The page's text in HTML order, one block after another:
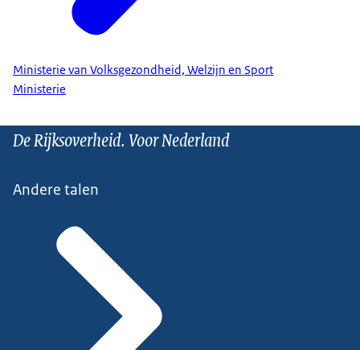
Ministerie van Volksgezondheid, Welzijn en Sport
Ministerie
De Rijksoverheid. Voor Nederland
Andere talen